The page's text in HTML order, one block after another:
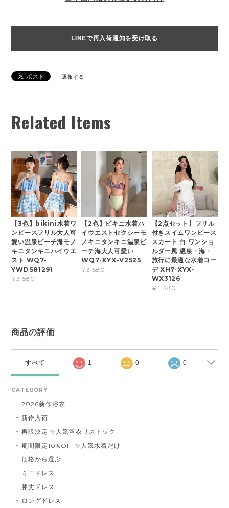
LINEで再入荷通知を受け取る
通報する
Related Items
【3色】bikini水着ワ
ンピースフリル大人可
愛い温泉ビーチ海モノ
キニタンキニハイウエ
スト WQ7-
YWDS81291
¥3,580
【2色】ビキニ水着ハ
イウエストセクシーモ
ノキニタンキニ温泉ビ
ーチ海大人可愛い
WQ7-XYX-V2525
¥3,580
【2点セット】フリル
付きスイムワンピース
スカート 白 ワンショ
ルダー風 温泉・海・
旅行に最適な水着コー
デ XH7-XYX-
WX3126
¥4,380
商品の評価
すべて 1 0 0
CATEGORY
2026新作浴衣
新作入荷
再販決定 ✨人気浴衣リストック
期間限定10%OFF✨人気水着だけ
価格から選ぶ
ミニドレス
膝丈ドレス
ロングドレス